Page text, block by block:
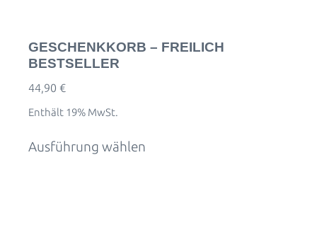
GESCHENKKORB – FREILICH
BESTSELLER
44,90 €
Enthält 19% MwSt.
Ausführung wählen